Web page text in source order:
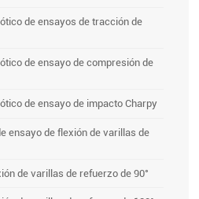
de ensayos de tracción de
de ensayo de compresión de
de ensayo de impacto Charpy
ensayo de flexión de varillas de
de varillas de refuerzo de 90°